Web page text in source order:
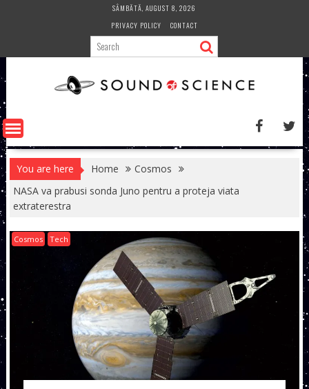
SÂMBĂTĂ, AUGUST 8, 2026
PRIVACY POLICY
CONTACT
You are here Home
Cosmos
NASA va prabusi sonda Juno pentru a proteja viata
extraterestra
Cosmos Tech